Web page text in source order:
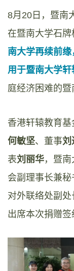
8月20日，暨南
在暨南大学石牌
南大学再续前
用于暨南大学
庭经济困难的暨
香港轩辕教育基
何敏坚、董事刘
表刘丽华，暨
会副理事长兼秘
对外联络处副
出席本次捐赠签